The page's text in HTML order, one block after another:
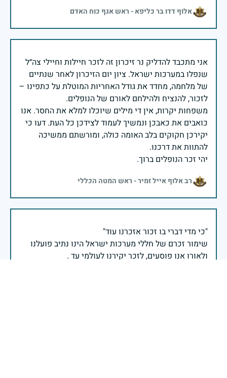
אלוף דדו בר כליפא - ראש אגף כוח האדם
אני מתכבד להדליק נר זיכרון זה לזכר חיילות וחיילי צה״ל
שנפלו במערכות ישראל. ציון יום הזיכרון לאחר שנתיים
של מלחמה, מחדד את גודל האחריות המוטלת על כתפינו –
משפחות יקרות, אין די מילים שיוכלו למלא את החסר. אנו
כואבים את כאבכן ונמשיך לעמוד לצידכן כל העת. דעו כי
יקירכן חקוקים בלב האומה כולה, ומורשתם ממשיכה
יהי זכר הנופלים ברוך.
רב אלוף אייל זמיר - ראש המטה הכללי
שימור זכרם של חללי מערכות ישראל הינו נתיב פועלנו